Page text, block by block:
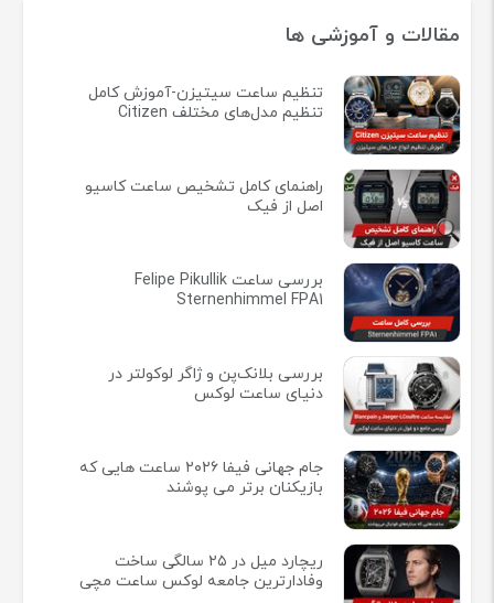
مقالات و آموزشی ها
تنظیم ساعت سیتیزن-آموزش کامل
تنظیم مدل‌های مختلف Citizen
راهنمای کامل تشخیص ساعت کاسیو
اصل از فیک
بررسی ساعت Felipe Pikullik
Sternenhimmel FPA1
بررسی بلانک‌پن و ژاگر لوکولتر در
دنیای ساعت لوکس
جام جهانی فیفا ۲۰۲۶ ساعت هایی که
بازیکنان برتر می پوشند
ریچارد میل در ۲۵ سالگی ساخت
وفادارترین جامعه لوکس ساعت مچی